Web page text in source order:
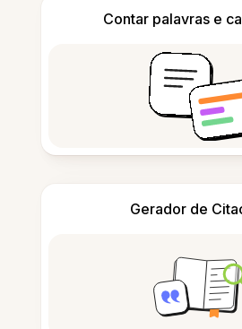
Contar palavras e
Gerador de